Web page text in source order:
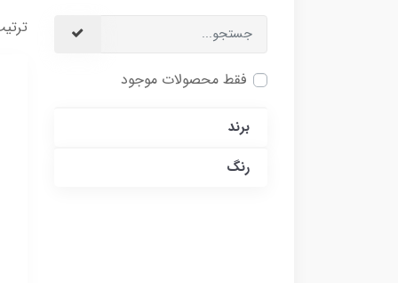
فقط محصولات موجود
برند
رنگ